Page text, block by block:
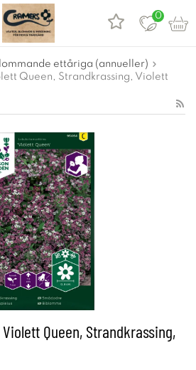
0
ettåriga (annueller)
Queen, Strandkrassing, Violett
Queen, Strandkrassing,